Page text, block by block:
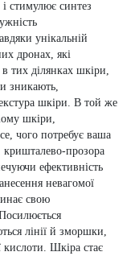
стимулює синтез
унікальній
дронах, які
тих ділянках шкіри,
зникають,
шкіри. В той же
шкіри,
чого потребує ваша
кришталево-прозора
ефективність
невагомої
свою
лінії й зморшки,
кислоти. Шкіра стає